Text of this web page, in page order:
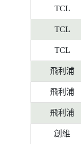
TCL
TCL
TCL
飛利浦
飛利浦
飛利浦
創維